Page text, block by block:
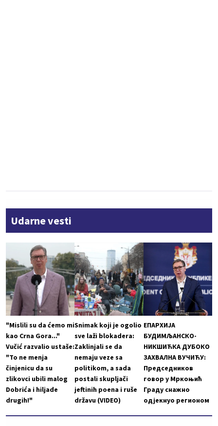
Udarne vesti
"Mislili su da ćemo mi
kao Crna Gora..."
Vučić razvalio ustaše:
"To ne menja
činjenicu da su
zlikovci ubili malog
Dobrića i hiljade
drugih!"
Snimak koji je ogolio
sve laži blokadera:
Zaklinjali se da
nemaju veze sa
politikom, a sada
postali skupljači
jeftinih poena i ruše
državu (VIDEO)
ЕПАРХИЈА
БУДИМЉАНСКО-
НИКШИЋКА ДУБОКО
ЗАХВАЛНА ВУЧИЋУ:
Председников
говор у Мркоњић
Граду снажно
одјекнуо регионом